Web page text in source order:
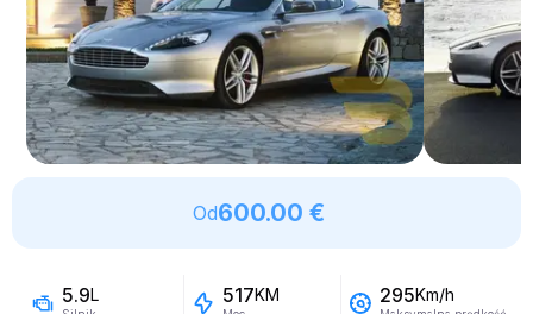
Od600.00 €
5.9L 517KM 295Km/h